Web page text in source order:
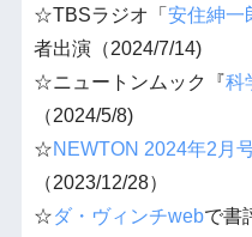
☆TBSラジオ「 安住紳一
者出演（2024/7/14)
☆ニュートンムック『科
（2024/5/8)
☆NEWTON 2024年2月
（2023/12/28）
☆ダ・ヴィンチwebで書